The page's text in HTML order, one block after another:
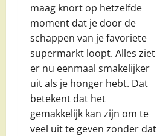
maag knort op hetzelfde
moment dat je door de
schappen van je favoriete
supermarkt loopt. Alles ziet
er nu eenmaal smakelijker
uit als je honger hebt. Dat
betekent dat het
gemakkelijk kan zijn om te
veel uit te geven zonder dat